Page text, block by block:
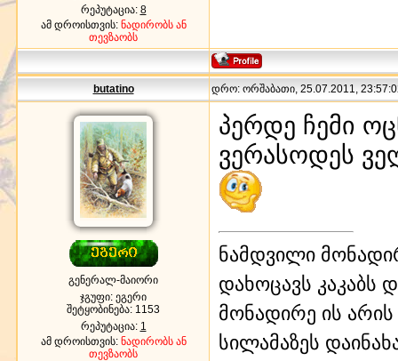
რეპუტაცია: 8
ამ დროისთვის: ნადირობს ან
თევზაობს
butatino დრო: ორშაბათი, 25.07.2011,
გენერალ-მაიორი
ჯგუფი: ეგერი
შეტყობინება: 1153
რეპუტაცია: 1
ამ დროისთვის: ნადირობს ან
თევზაობს
პერდე ჩემი
ვერასოდეს
ნამდვილი
დახოცავს კაკაბს
მონადირე ის
სილამაზეს